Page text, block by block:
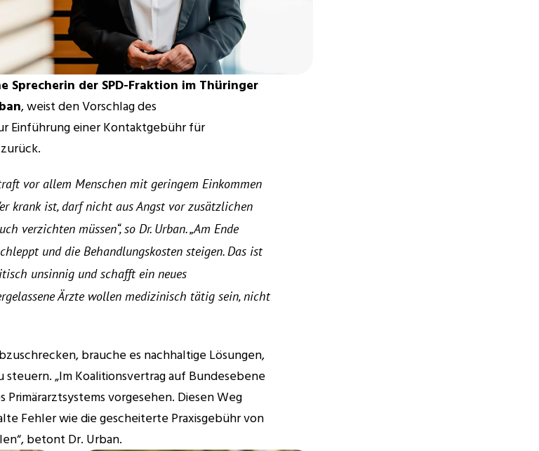
Sprecherin der SPD-Fraktion im Thüringer
, weist den Vorschlag des
Einführung einer Kontaktgebühr für
vor allem Menschen mit geringem Einkommen
krank ist, darf nicht aus Angst vor zusätzlichen
verzichten müssen“, so Dr. Urban. „Am Ende
und die Behandlungskosten steigen. Das ist
unsinnig und schafft ein neues
Ärzte wollen medizinisch tätig sein, nicht
brauche es nachhaltige Lösungen,
„Im Koalitionsvertrag auf Bundesebene
Primärarztsystems vorgesehen. Diesen Weg
Fehler wie die gescheiterte Praxisgebühr von
betont Dr. Urban.